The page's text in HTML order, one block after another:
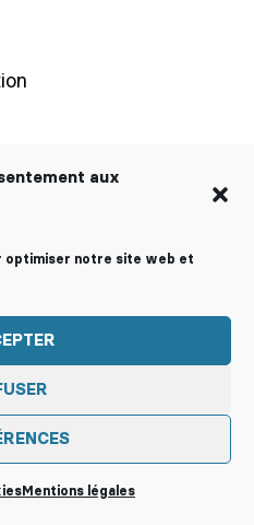
aux
optimiser notre site web et
Mentions légales
18h
de cookies (EU)